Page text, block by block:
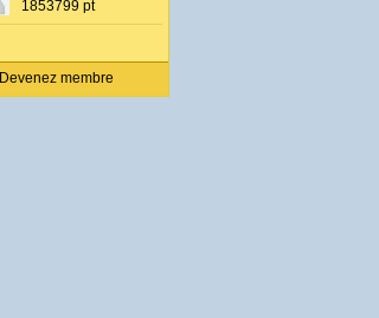
1853799 pt
Devenez membre